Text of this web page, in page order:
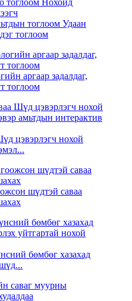
тоглоом Удаан
тоглоом
аргаар задалдаг,
тоглоом
цэвэрлэгч нохой
шүдтэй саваа
бөмбөг хазахад